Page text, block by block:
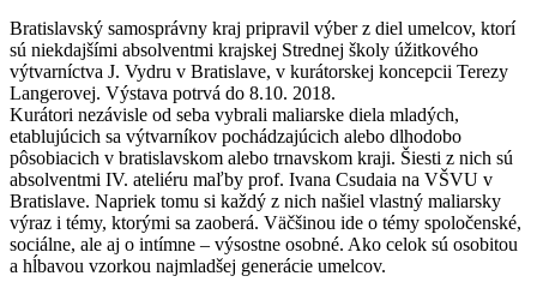
Bratislavský samosprávny kraj pripravil výber z diel umelcov, ktorí
sú niekdajšími absolventmi krajskej Strednej školy úžitkového
výtvarníctva J. Vydru v Bratislave, v kurátorskej koncepcii Terezy
Langerovej. Výstava potrvá do 8.10. 2018.
Kurátori nezávisle od seba vybrali maliarske diela mladých,
etablujúcich sa výtvarníkov pochádzajúcich alebo dlhodobo
pôsobiacich v bratislavskom alebo trnavskom kraji. Šiesti z nich sú
absolventmi IV. ateliéru maľby prof. Ivana Csudaia na VŠVU v
Bratislave. Napriek tomu si každý z nich našiel vlastný maliarsky
výraz i témy, ktorými sa zaoberá. Väčšinou ide o témy spoločenské,
sociálne, ale aj o intímne – výsostne osobné. Ako celok sú osobitou
a hĺbavou vzorkou najmladšej generácie umelcov.